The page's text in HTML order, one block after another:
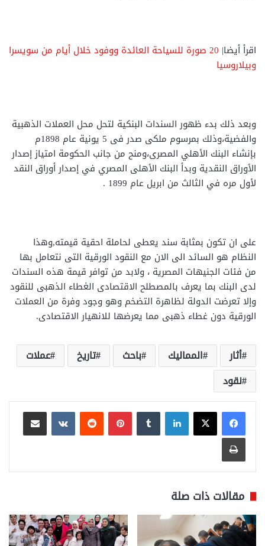
اقرأ أيضا|
20 صورة للسياحة العائدة ووفود خلال أيام من سويسرا
وبيلاروسيا
وبعد ذلك بدء ظهور السندات البنكية لتحل محل العملات الذهبية
والفضية،وذلك بمرسوم ملكى صدر فى 5 يونية عام 1898م
بإنشاء البنك الأهلي المصرى،ومنح من جانب الحكومة امتياز إصدار
الأوراق النقدية وبدأ البنك الأهلى المصري في إصدار أوراق النقد
لأول مره في الثالث من ابريل عام 1899 .
على ان تكون بمثابة سند يعطى لحاملة احقية قيمته,وهذا
النظام هو السائد الى الان مع النقود الورقية التى نتعامل بها
من فئات الجنيهات المصرية ، ولابد من توافر قيمة هذه السندات
لدى البنك بما يعرف بالمصطلح الاقتصادى الغطاء الذهبى للنقود
وإلا تعرضت الدولة لظاهرة التضخم وهو وجود وفرة من العملات
الورقية دون غطاء ذهبى مما يعرضها للانهيار الاقتصادى.
أثار المماليك باحث تاريخ
عملات
نقود
لينكدإن بينتيريست
مشاركة عبر البريد
طباعة
مقالات ذات صلة